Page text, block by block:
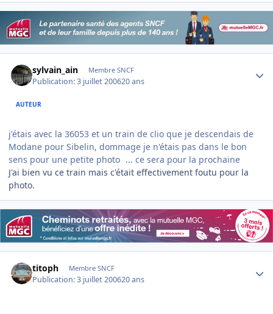
sylvain_ain Membre SNCF
Publication:3 juillet 200620 ans
AUTEUR
j'étais avec la 36053 et un train de clio que je descendais de
Modane pour Sibelin, dommage je n'étais pas dans le bon
sens pour une petite photo ... ce sera pour la prochaine
J'ai bien vu ce train mais c'était effectivement foutu pour la
photo.
titoph Membre SNCF
Publication:3 juillet 200620 ans